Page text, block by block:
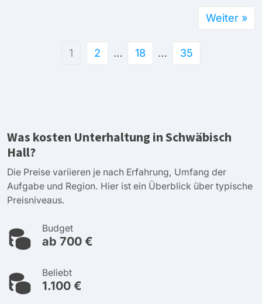
1 2 … 18 … 35
Weiter »
Was kosten Unterhaltung in Schwäbisch
Hall?
Die Preise variieren je nach Erfahrung, Umfang der
Aufgabe und Region. Hier ist ein Überblick über typische
Preisniveaus.
Budget
ab 700 €
Beliebt
1.100 €